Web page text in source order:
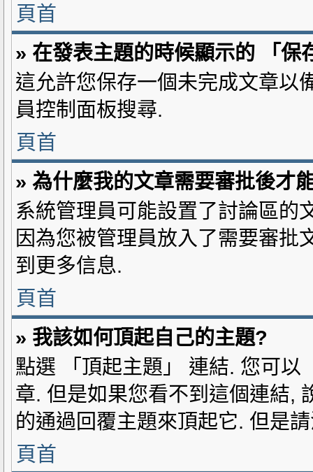
頁首
» 在發表主題的時候顯示的 「保
這允許您保存一個未完成文章以
員控制面板搜尋.
頁首
» 為什麼我的文章需要審批後才
系統管理員可能設置了討論區的
因為您被管理員放入了需要審批
到更多信息.
頁首
» 我該如何頂起自己的主題?
點選 「頂起主題」 連結. 您可以
章. 但是如果您看不到這個連結,
的通過回覆主題來頂起它. 但是
頁首